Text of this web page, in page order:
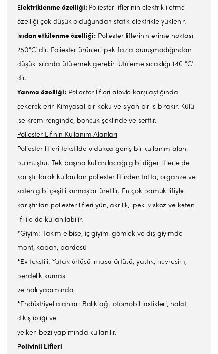
Elektriklenme özelliği: Poliester liflerinin elektrik iletme
özelliği çok düşük olduğundan statik elektrikle yüklenir.
Isıdan etkilenme özelliği: Poliester liflerinin erime noktası
250°C’ dir. Poliester ürünleri pek fazla buruşmadığından
düşük ısılarda ütülemek gerekir. Ütüleme sıcaklığı 140 °C’
dir.
Yanma özelliği: Poliester lifleri alevle karşılaştığında
çekerek erir. Kimyasal bir koku ve siyah bir is bırakır. Külü
ise krem renginde, boncuk şeklinde ve serttir.
Poliester Lifinin Kullanım Alanları
Poliester lifleri tekstilde oldukça geniş bir kullanım alanı
bulmuştur. Tek başına kullanılacağı gibi diğer liflerle de
karıştırılarak kullanılan poliester lifinden tafta, organze ve
saten gibi çeşitli kumaşlar üretilir. En çok pamuk lifiyle
karıştırılan poliester lifleri yün, akrilik, ipek, viskoz ve keten
lifi ile de kullanılabilir.
*Giyim: Takım elbise, iç giyim, gömlek ve dış giyimde
mont, kaban, pardesü
*Ev tekstili: Yatak örtüsü, masa örtüsü, yastık, nevresim,
perdelik kumaş
ve halı yapımında,
*Endüstriyel alanlar: Balık ağı, otomobil lastikleri, halat,
dikiş ipliği ve
yelken bezi yapımında kullanılır.
Polivinil Lifleri